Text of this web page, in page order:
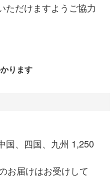
ただけますようご協力
ります
国、四国、九州 1,250
お届けはお受けして